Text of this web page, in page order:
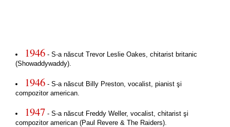
1946- S-a născut Trevor Leslie Oakes, chitarist britanic
(Showaddywaddy).
1946- S-a născut Billy Preston, vocalist, pianist şi
compozitor american.
1947 - S-a născut Freddy Weller, vocalist, chitarist şi
compozitor american (Paul Revere & The Raiders).